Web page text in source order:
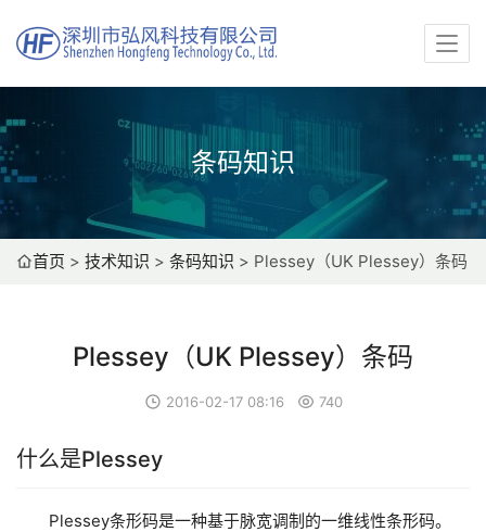
条码知识
首页 > 技术知识 > 条码知识 > Plessey（UK Plessey）条码
Plessey（UK Plessey）条码
2016-02-17 08:16 740
什么是Plessey
Plessey条形码是一种基于脉宽调制的一维线性条形码。